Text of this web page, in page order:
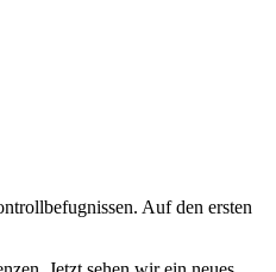
Auf den ersten